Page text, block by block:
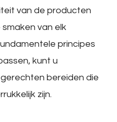
van de producten
van elk
principes
kunt u
bereiden die
zijn.